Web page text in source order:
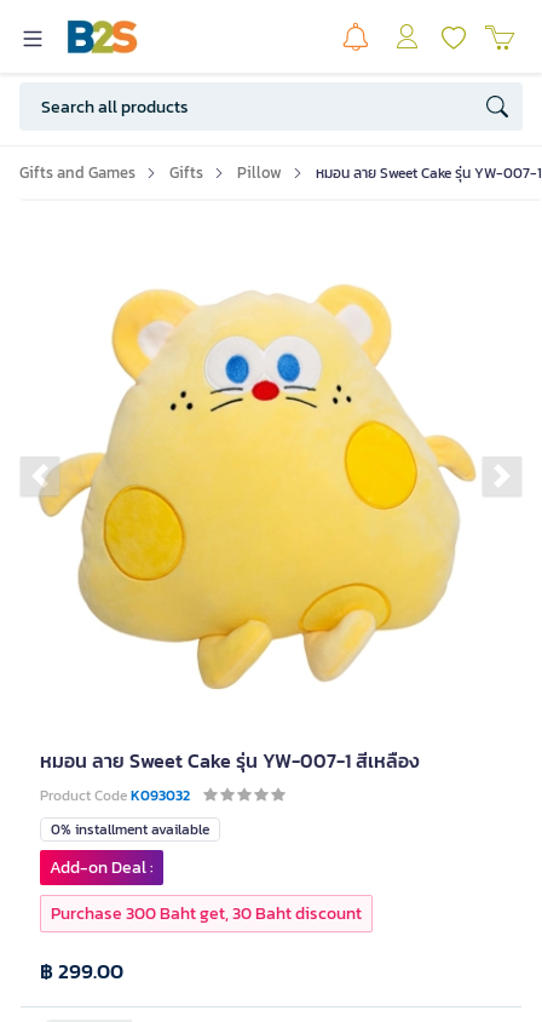
Gifts and Games Gifts Pillow หมอน ลาย Sweet Cake รุ่น YW-007-
Previous slide
หมอน ลาย Sweet Cake รุ่น YW-007-1 สีเหลือง
Product CodeK093032
0% installment available
฿ 299.00
Add-on Deal :
Purchase 300 Baht get, 30 Baht discount